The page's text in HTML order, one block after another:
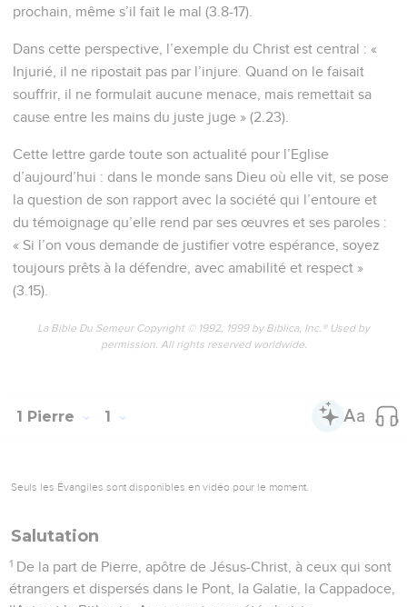
prochain, même s’il fait le mal (3.8-17).
Dans cette perspective, l’exemple du Christ est central : «
Injurié, il ne ripostait pas par l’injure. Quand on le faisait
souffrir, il ne formulait aucune menace, mais remettait sa
cause entre les mains du juste juge » (2.23).
Cette lettre garde toute son actualité pour l’Eglise
d’aujourd’hui : dans le monde sans Dieu où elle vit, se pose
la question de son rapport avec la société qui l’entoure et
du témoignage qu’elle rend par ses œuvres et ses paroles :
« Si l’on vous demande de justifier votre espérance, soyez
toujours prêts à la défendre, avec amabilité et respect »
(3.15).
La Bible Du Semeur Copyright © 1992, 1999 by Biblica, Inc.® Used by
permission. All rights reserved worldwide.
1 Pierre 1
Seuls les Évangiles sont disponibles en vidéo pour le moment.
Salutation
1 De la part de Pierre, apôtre de Jésus-Christ, à ceux qui sont
étrangers et dispersés dans le Pont, la Galatie, la Cappadoce,